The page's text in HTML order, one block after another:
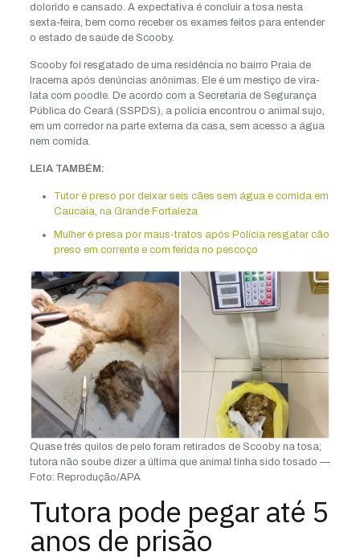
dolorido e cansado. A expectativa é concluir a tosa nesta
sexta-feira, bem como receber os exames feitos para entender
o estado de saúde de Scooby.
Scooby foi resgatado de uma residência no bairro Praia de
Iracema após denúncias anônimas. Ele é um mestiço de vira-
lata com poodle. De acordo com a Secretaria de Segurança
Pública do Ceará (SSPDS), a polícia encontrou o animal sujo,
em um corredor na parte externa da casa, sem acesso a água
nem comida.
LEIA TAMBÉM:
Tutor é preso por deixar seis cães sem água e comida em
Caucaia, na Grande Fortaleza
Mulher é presa por maus-tratos após Polícia resgatar cão
preso em corrente e com ferida no pescoço
Quase três quilos de pelo foram retirados de Scooby na tosa;
tutora não soube dizer a última que animal tinha sido tosado —
Foto: Reprodução/APA
Tutora pode pegar até 5
anos de prisão